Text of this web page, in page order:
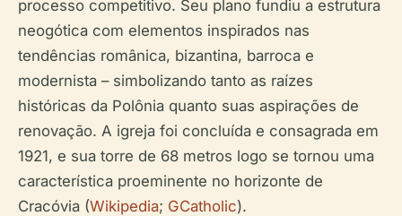
processo competitivo. Seu plano fundiu a estrutura
neogótica com elementos inspirados nas
tendências românica, bizantina, barroca e
modernista – simbolizando tanto as raízes
históricas da Polônia quanto suas aspirações de
renovação. A igreja foi concluída e consagrada em
1921, e sua torre de 68 metros logo se tornou uma
característica proeminente no horizonte de
Cracóvia (Wikipedia; GCatholic).